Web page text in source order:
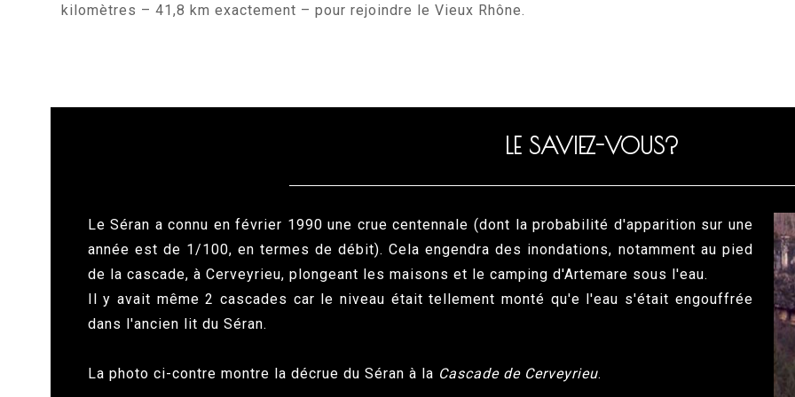
kilomètres – 41,8 km exactement – pour rejoindre le Vieux Rhône.
LE SAVIEZ-VOUS?
Le Séran a connu en février 1990 une crue centennale (dont la probabilité d'apparition sur une
année est de 1/100, en termes de débit). Cela engendra des inondations, notamment au pied
de la cascade, à Cerveyrieu, plongeant les maisons et le camping d'Artemare sous l'eau.
Il y avait même 2 cascades car le niveau était tellement monté qu'e l'eau s'était engouffrée
dans l'ancien lit du Séran.
La photo ci-contre montre la décrue du Séran à la Cascade de Cerveyrieu.